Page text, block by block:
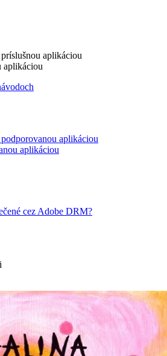
aplikáciou
aplikáciou
podporovanou aplikáciou
aplikáciou
cez Adobe DRM?